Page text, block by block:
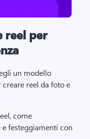
reel per
un modello
reel da foto e
come
e festeggiamenti con